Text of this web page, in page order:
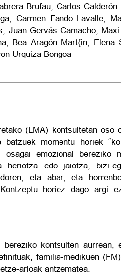
Brufau, Carlos
Carmen Fando Lavalle,
Juan Gervás Camacho,
Bea Aragón Mart{in, Elena
Urquiza Bengoa
(LMA) kontsultetan oso
batzuek momentu horiek
osagai emozional bereziko
heriotza edo jaiotza, bizi-
eta abar, eta
horiez dago argi
bereziko kontsulten aurrean,
familia-medikuen
arloak antzematea.